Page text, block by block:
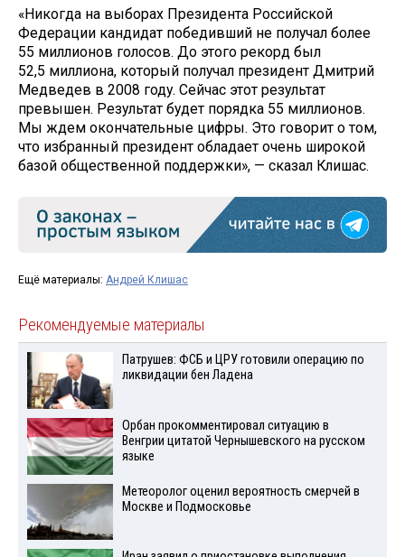
«Никогда на выборах Президента Российской
Федерации кандидат победивший не получал более
55 миллионов голосов. До этого рекорд был
52,5 миллиона, который получал президент Дмитрий
Медведев в 2008 году. Сейчас этот результат
превышен. Результат будет порядка 55 миллионов.
Мы ждем окончательные цифры. Это говорит о том,
что избранный президент обладает очень широкой
базой общественной поддержки», — сказал Клишас.
Ещё материалы: Андрей Клишас
Рекомендуемые материалы
Патрушев: ФСБ и ЦРУ готовили операцию по
ликвидации бен Ладена
Орбан прокомментировал ситуацию в
Венгрии цитатой Чернышевского на русском
языке
Метеоролог оценил вероятность смерчей в
Москве и Подмосковье